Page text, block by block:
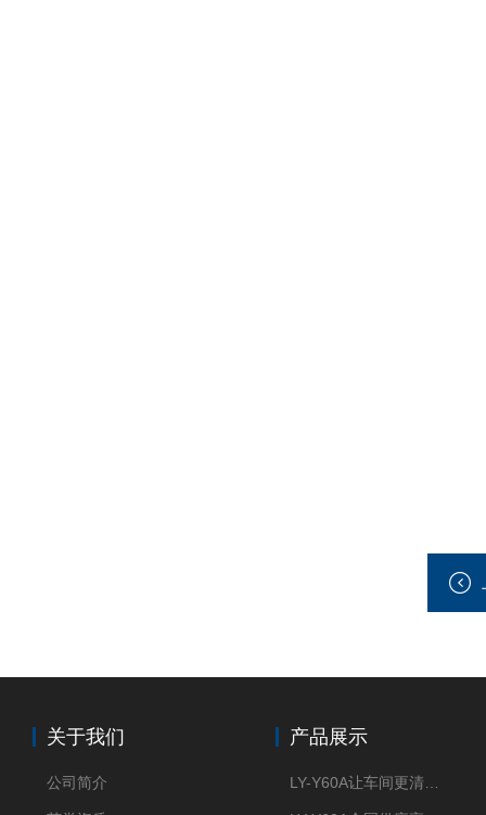
关于我们
公司简介
产品展示